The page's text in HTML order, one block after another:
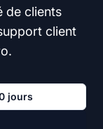
de clients
client
jours